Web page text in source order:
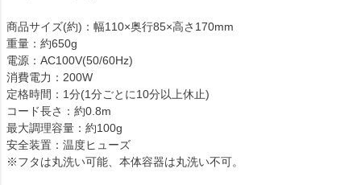
商品サイズ(約)：幅110×奥行85×高さ170mm
重量：約650g
電源：AC100V(50/60Hz)
消費電力：200W
定格時間：1分(1分ごとに10分以上休止)
コード長さ：約0.8m
最大調理容量：約100g
安全装置：温度ヒューズ
※フタは丸洗い可能、本体容器は丸洗い不可。